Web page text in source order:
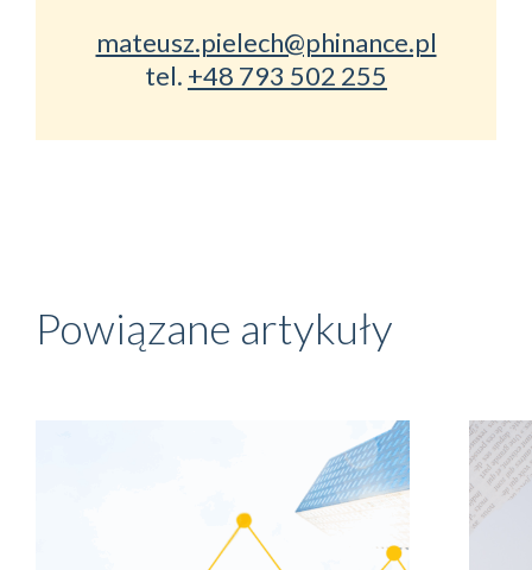
mateusz.pielech@phinance.pl
tel. +48 793 502 255
Powiązane artykuły